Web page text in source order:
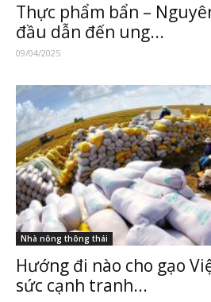
Thực phẩm bẩn –
đầu dẫn đến ung...
09/04/2025
Nhà nông thông thái
Hướng đi nào cho gạo
sức cạnh tranh...